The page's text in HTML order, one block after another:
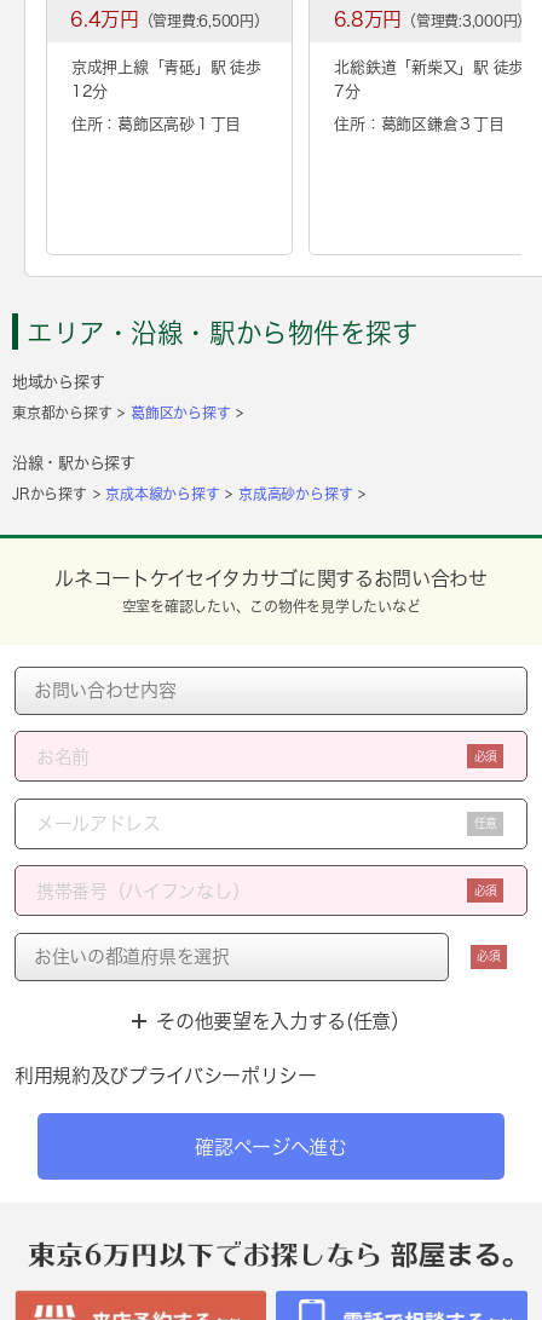
6.4万円 （管理費:6,500円）
京成押上線「 青砥」駅 徒歩
12分
住所：葛飾区高砂１丁目
6.8万円 （管理費:3,000円）
北総鉄道「新柴又 」駅 徒歩
7分
住所：葛飾区鎌倉３丁目
エリア・沿線・駅から物件を探す
地域から探す
東京都から探す 葛飾区から探す
沿線・駅から探す
JRから探す 京成本線から探す 京成高砂から探す
ルネコートケイセイタカサゴに関するお問い合わせ
空室を確認したい、この物件を見学したいなど
必須
任意
必須
必須
その他要望を入力する(任意）
利用規約及びプライバシーポリシー
確認ページへ進む